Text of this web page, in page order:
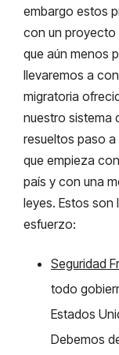
embargo estos
con un proyecto
que aún menos
llevaremos a
migratoria
nuestro sistema
resueltos paso
que empieza
país y con una
leyes. Estos son
esfuerzo:
Seguridad
todo
Estados
Debemos